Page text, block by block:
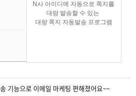
N사 아이디에 자동으로 쪽지를
대량 발송할 수 있는
대량 쪽지 자동발송 프로그램
기능으로 이메일 마케팅 편해졌어요~~